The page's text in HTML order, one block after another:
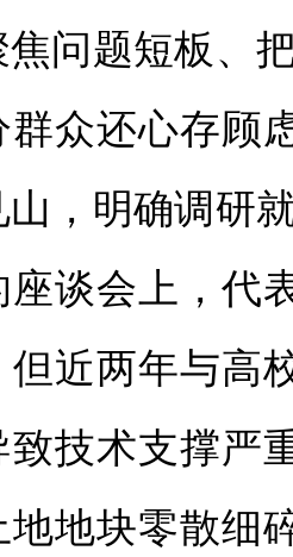
焦问题短板、
群众还心存顾
山，明确调研
座谈会上，代
但近两年与高
致技术支撑严
地地块零散细